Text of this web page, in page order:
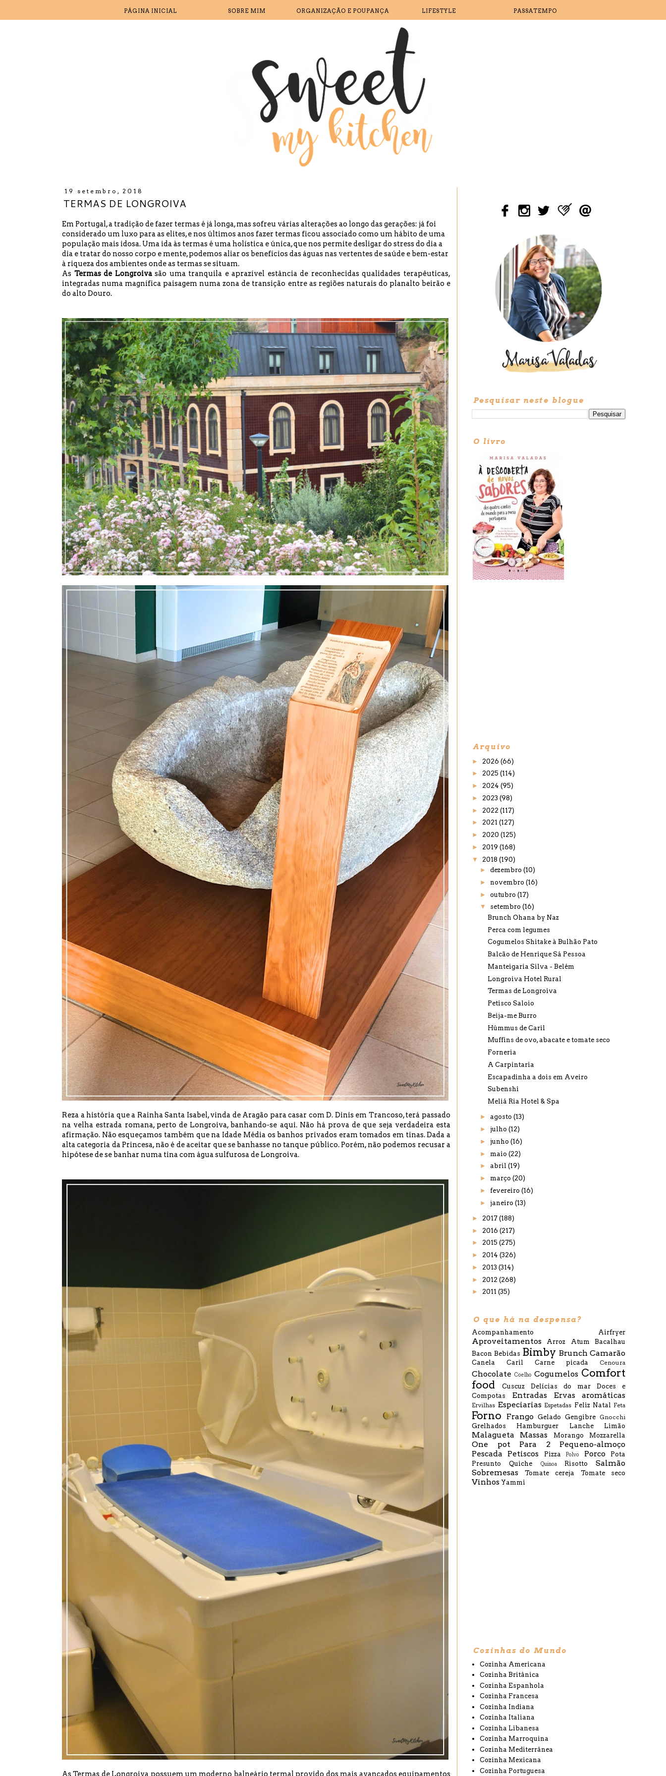
PÁGINA INICIAL SOBRE MIM ORGANIZAÇÃO E POUPANÇA LIFESTYLE PASSATEMPO
19 setembro, 2018
TERMAS DE LONGROIVA
Em Portugal, a tradição de fazer termas é já longa, mas sofreu várias alterações ao longo das gerações: já foi
considerado um luxo para as elites, e nos últimos anos fazer termas ficou associado como um hábito de uma
população mais idosa. Uma ida às termas é uma holística e única, que nos permite desligar do stress do dia a
dia e tratar do nosso corpo e mente, podemos aliar os benefícios das águas nas vertentes de saúde e bem-estar
à riqueza dos ambientes onde as termas se situam.
As Termas de Longroivasão uma tranquila e aprazível estância de reconhecidas qualidades terapêuticas,
integradas numa magnífica paisagem numa zona de transição entre as regiões naturais do planalto beirão e
do alto Douro.
Reza a história que a Rainha Santa Isabel, vinda de Aragão para casar com D. Dinis em Trancoso, terá passado
na velha estrada romana, perto de Longroiva, banhando-se aqui. Não há prova de que seja verdadeira esta
afirmação. Não esqueçamos também que na Idade Média os banhos privados eram tomados em tinas. Dada a
alta categoria da Princesa, não é de aceitar que se banhasse no tanque público. Porém, não podemos recusar a
hipótese de se banhar numa tina com água sulfurosa de Longroiva.
As Termas de Longroiva possuem um moderno balneário termal provido dos mais avançados equipamentos
Pesquisar neste blogue
O livro
Arquivo
► 2026 (66)
► 2025 (114)
► 2024 (95)
► 2023 (98)
► 2022 (117)
► 2021 (127)
► 2020 (125)
► 2019 (168)
▼ 2018 (190)
► dezembro (10)
► novembro (16)
► outubro (17)
▼ setembro (16)
Brunch Ohana by Naz
Perca com legumes
Cogumelos Shitake à Bulhão Pato
Balcão de Henrique Sá Pessoa
Manteigaria Silva - Belém
Longroiva Hotel Rural
Termas de Longroiva
Petisco Saloio
Beija-me Burro
Húmmus de Caril
Muffins de ovo, abacate e tomate seco
Forneria
A Carpintaria
Escapadinha a dois em Aveiro
Subenshi
Meliá Ria Hotel & Spa
► agosto (13)
► julho (12)
► junho (16)
► maio (22)
► abril (19)
► março (20)
► fevereiro (16)
► janeiro (13)
► 2017 (188)
► 2016 (217)
► 2015 (275)
► 2014 (326)
► 2013 (314)
► 2012 (268)
► 2011 (35)
O que há na despensa?
Acompanhamento Airfryer
Aproveitamentos Arroz Atum
Bacalhau
Bacon Bebidas Bimby Brunch Camarão
Canela Caril Carne picada Cenoura
Chocolate Coelho Cogumelos Comfort
food
Cuscuz Delícias do mar
Doces e
Compotas
Entradas Ervas aromáticas
Ervilhas Especiarias Espetadas Feliz Natal Feta
Forno Frango Gelado Gengibre Gnocchi
Grelhados Hamburguer Lanche Limão
Malagueta Massas Morango Mozzarella
One pot Para 2
Pequeno-almoço
Pescada
Petiscos Pizza Polvo Porco
Pota
Presunto
Quiche Quinoa Risotto
Salmão
Sobremesas
Tomate cereja Tomate seco
Vinhos Yammi
Cozinhas do Mundo
Cozinha Americana
Cozinha Britânica
Cozinha Espanhola
Cozinha Francesa
Cozinha Indiana
Cozinha Italiana
Cozinha Libanesa
Cozinha Marroquina
Cozinha Mediterrânea
Cozinha Mexicana
Cozinha Portuguesa